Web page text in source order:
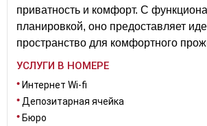
приватность и комфорт. С
планировкой, оно предоставляет
пространство для комфортного
УСЛУГИ В НОМЕРЕ
Интернет Wi-fi
Депозитарная ячейка
Бюро